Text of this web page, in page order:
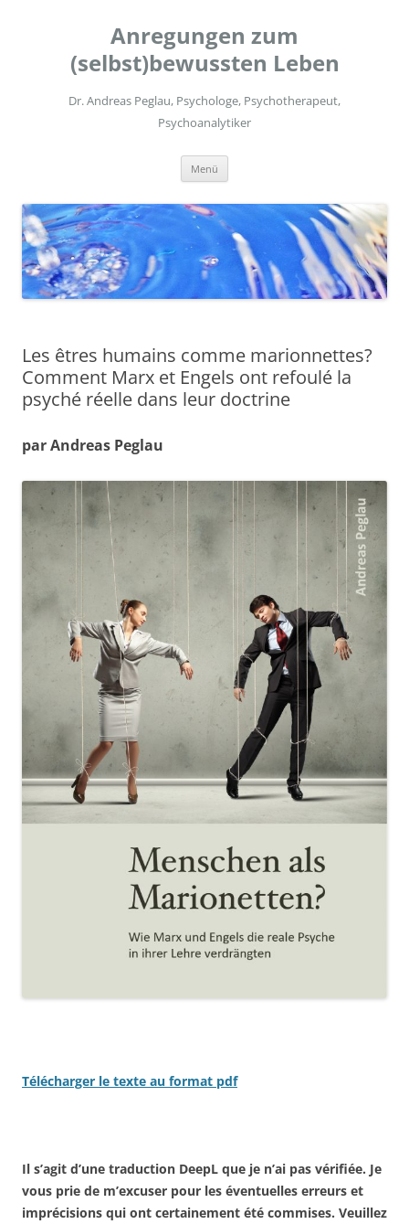
Anregungen zum
(selbst)bewussten Leben
Dr. Andreas Peglau, Psychologe, Psychotherapeut,
Psychoanalytiker
Menü
Les êtres humains comme marionnettes?
Comment Marx et Engels ont refoulé la
psyché réelle dans leur doctrine
par Andreas Peglau
Télécharger le texte au format pdf
Il s’agit d’une traduction DeepL que je n’ai pas vérifiée. Je
vous prie de m’excuser pour les éventuelles erreurs et
imprécisions qui ont certainement été commises. Veuillez